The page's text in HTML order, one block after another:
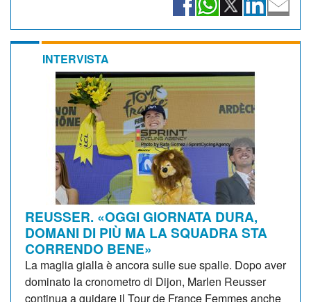
INTERVISTA
REUSSER. «OGGI GIORNATA DURA,
DOMANI DI PIÙ MA LA SQUADRA STA
CORRENDO BENE»
La maglia gialla è ancora sulle sue spalle. Dopo aver
dominato la cronometro di Dijon, Marlen Reusser
continua a guidare il Tour de France Femmes anche